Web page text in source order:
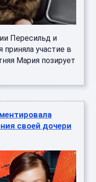
Пересильд и
приняла участие в
Мария позирует
своей дочери